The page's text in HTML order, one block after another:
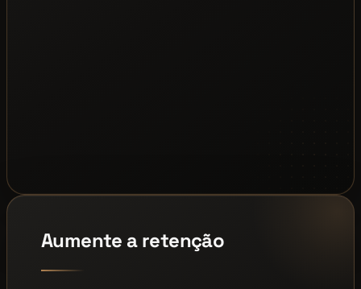
Aumente a retenção